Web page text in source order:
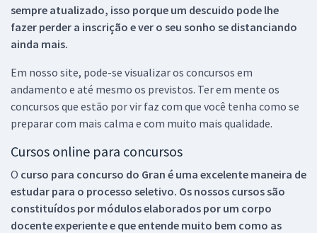
sempre atualizado, isso porque um descuido pode lhe
fazer perder a inscrição e ver o seu sonho se distanciando
ainda mais.
Em nosso site, pode-se visualizar os concursos em
andamento e até mesmo os previstos. Ter em mente os
concursos que estão por vir faz com que você tenha como se
preparar com mais calma e com muito mais qualidade.
Cursos online para concursos
O curso para concurso do Gran é uma excelente maneira de
estudar para o processo seletivo. Os nossos cursos são
constituídos por módulos elaborados por um corpo
docente experiente e que entende muito bem como as